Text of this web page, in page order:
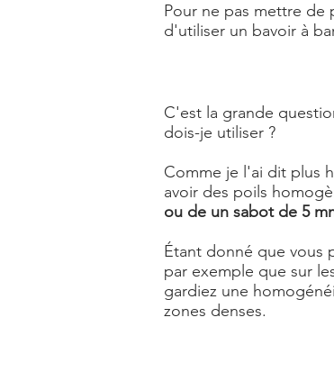
Pour ne pas mettre de
d'utiliser un bavoir à
C'est la grande
dois-je utiliser ?
Comme je l'ai dit plus
avoir des poils
ou de un sabot de 5
Étant donné que vous
par exemple que sur
gardiez une
zones denses.